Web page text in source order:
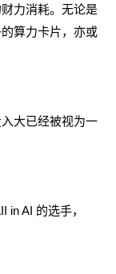
力消耗。无论是
算力卡片，亦或
大已经被视为一
in AI 的选手，